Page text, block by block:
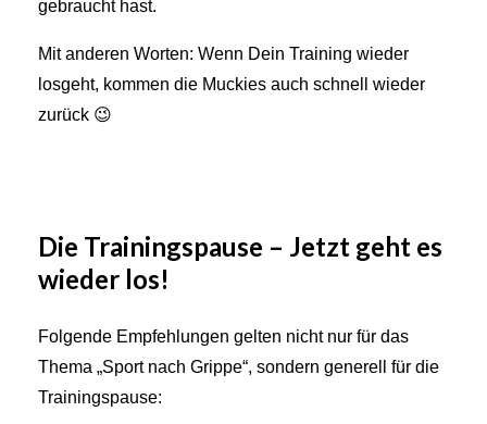
gebraucht hast.
Mit anderen Worten: Wenn Dein Training wieder
losgeht, kommen die Muckies auch schnell wieder
zurück 😉
Die Trainingspause – Jetzt geht es
wieder los!
Folgende Empfehlungen gelten nicht nur für das
Thema „Sport nach Grippe“, sondern generell für die
Trainingspause: